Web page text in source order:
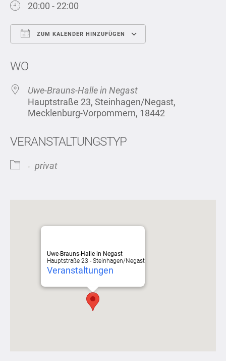
20:00 - 22:00
ZUM KALENDER HINZUFÜGEN
WO
Uwe-Brauns-Halle in Negast
Hauptstraße 23, Steinhagen/Negast,
Mecklenburg-Vorpommern, 18442
VERANSTALTUNGSTYP
privat
Uwe-Brauns-Halle in Negast
Hauptstraße 23 - Steinhagen/Negast
Veranstaltungen